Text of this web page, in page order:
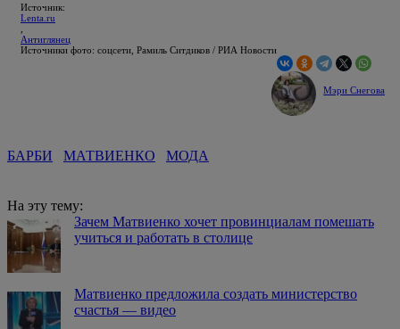
Источник:
Lenta.ru
Антиглянец
Источники фото: соцсети, Рамиль Ситдиков / РИА Новости
Мэри Снегова
БАРБИ МАТВИЕНКО МОДА
На эту тему:
Зачем Матвиенко хочет провинциалам помешать
учиться и работать в столице
Матвиенко предложила создать министерство
счастья — видео